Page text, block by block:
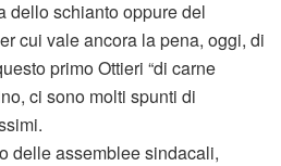
dello schianto oppure del
cui vale ancora la pena, oggi, di
primo Ottieri “di carne
ci sono molti spunti di
delle assemblee sindacali,